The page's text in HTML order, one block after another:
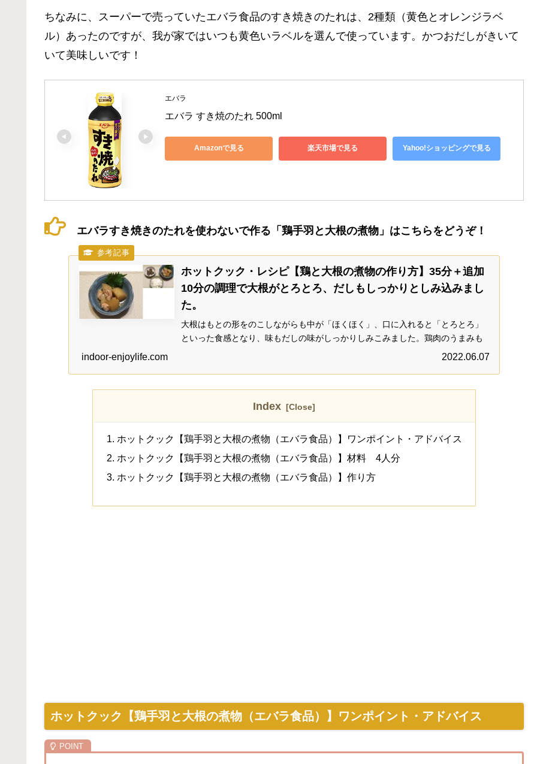
ちなみに、スーパーで売っていたエバラ食品のすき焼きのたれは、2種類（黄色とオレンジラベ
ル）あったのですが、我が家ではいつも黄色いラベルを選んで使っています。かつおだしがきいて
いて美味しいです！
エバラ
エバラ すき焼のたれ 500ml
Amazonで見る 楽天市場で見る Yahoo!ショッピングで見る
エバラすき焼きのたれを使わないで作る「鶏手羽と大根の煮物」はこちらをどうぞ！
ホットクック・レシピ【鶏と大根の煮物の作り方】35分＋追加
10分の調理で大根がとろとろ、だしもしっかりとしみ込みまし
た。
大根はもとの形をのこしながらも中が「ほくほく」、口に入れると「とろとろ」
といった食感となり、味もだしの味がしっかりしみこみました。鶏肉のうまみも
あわさって白ご飯がすすみます。お好みで「ゆず」を入れたり、ゆずこしょうと
indoor-enjoylife.com 2022.06.07
Index
ホットクック【鶏手羽と大根の煮物（エバラ食品）】ワンポイント・アドバイス
ホットクック【鶏手羽と大根の煮物（エバラ食品）】材料 4人分
ホットクック【鶏手羽と大根の煮物（エバラ食品）】作り方
ホットクック【鶏手羽と大根の煮物（エバラ食品）】ワンポイント・アドバイス